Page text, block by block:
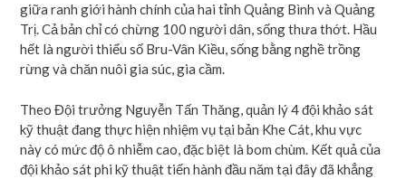
giữa ranh giới hành chính của hai tỉnh Quảng Bình và Quảng
Trị. Cả bản chỉ có chừng 100 người dân, sống thưa thớt. Hầu
hết là người thiểu số Bru-Vân Kiều, sống bằng nghề trồng
rừng và chăn nuôi gia súc, gia cầm.
Theo Đội trưởng Nguyễn Tấn Thăng, quản lý 4 đội khảo sát
kỹ thuật đang thực hiện nhiệm vụ tại bản Khe Cát, khu vực
này có mức độ ô nhiễm cao, đặc biệt là bom chùm. Kết quả của
đội khảo sát phi kỹ thuật tiến hành đầu năm tại đây đã khẳng